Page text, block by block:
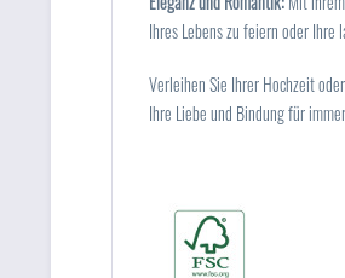
Ihres Lebens zu feiern oder
Verleihen Sie Ihrer Hochzeit
Ihre Liebe und Bindung für